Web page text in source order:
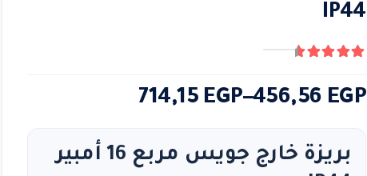
IP44
456,56 EGP
–
714,15 EGP
نطاق
من
بريزة خارج جويس مربع 16 أمبير